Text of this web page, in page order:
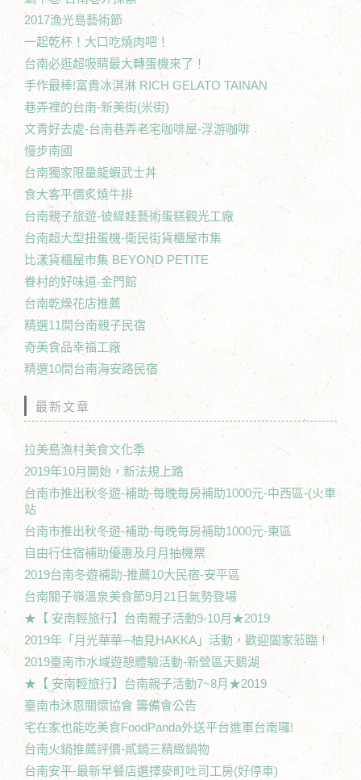
2017漁光島藝術節
一起乾杯！大口吃燒肉吧！
台南必逛超吸睛最大轉蛋機來了！
手作最棒!富貴冰淇淋 RICH GELATO TAINAN
巷弄裡的台南-新美街(米街)
文青好去處-台南巷弄老宅咖啡屋-浮游咖啡
慢步南國
台南獨家限量龍蝦武士丼
食大客平價炙燒牛排
台南親子旅遊-彼緹娃藝術蛋糕觀光工廠
台南超大型扭蛋機-衛民街貨櫃屋市集
比漾貨櫃屋市集 BEYOND PETITE
眷村的好味道-金門館
台南乾燥花店推薦
精選11間台南親子民宿
奇美食品幸福工廠
精選10間台南海安路民宿
最新文章
拉美島漁村美食文化季
2019年10月開始，新法規上路
台南市推出秋冬遊-補助-每晚每房補助1000元-中西區-(火車
站
台南市推出秋冬遊-補助-每晚每房補助1000元-東區
自由行住宿補助優惠及月月抽機票
2019台南冬遊補助-推薦10大民宿-安平區
台南關子嶺溫泉美食節9月21日氣勢登場
★【 安南輕旅行】台南親子活動9-10月★2019
2019年「月光華華─柚見HAKKA」活動，歡迎闔家蒞臨！
2019臺南市水域遊憩體驗活動-新營區天鵝湖
★【 安南輕旅行】台南親子活動7~8月★2019
臺南市沐恩關懷協會 籌備會公告
宅在家也能吃美食FoodPanda外送平台進軍台南囉!
台南火鍋推薦評價-貳鍋三精緻鍋物
台南安平-最新早餐店選擇麥町吐司工房(好停車)